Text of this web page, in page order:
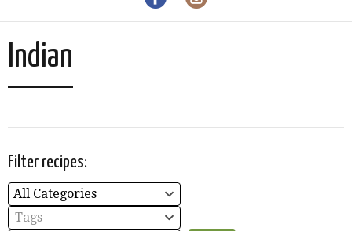
Indian
Filter recipes:
All Categories
Tags